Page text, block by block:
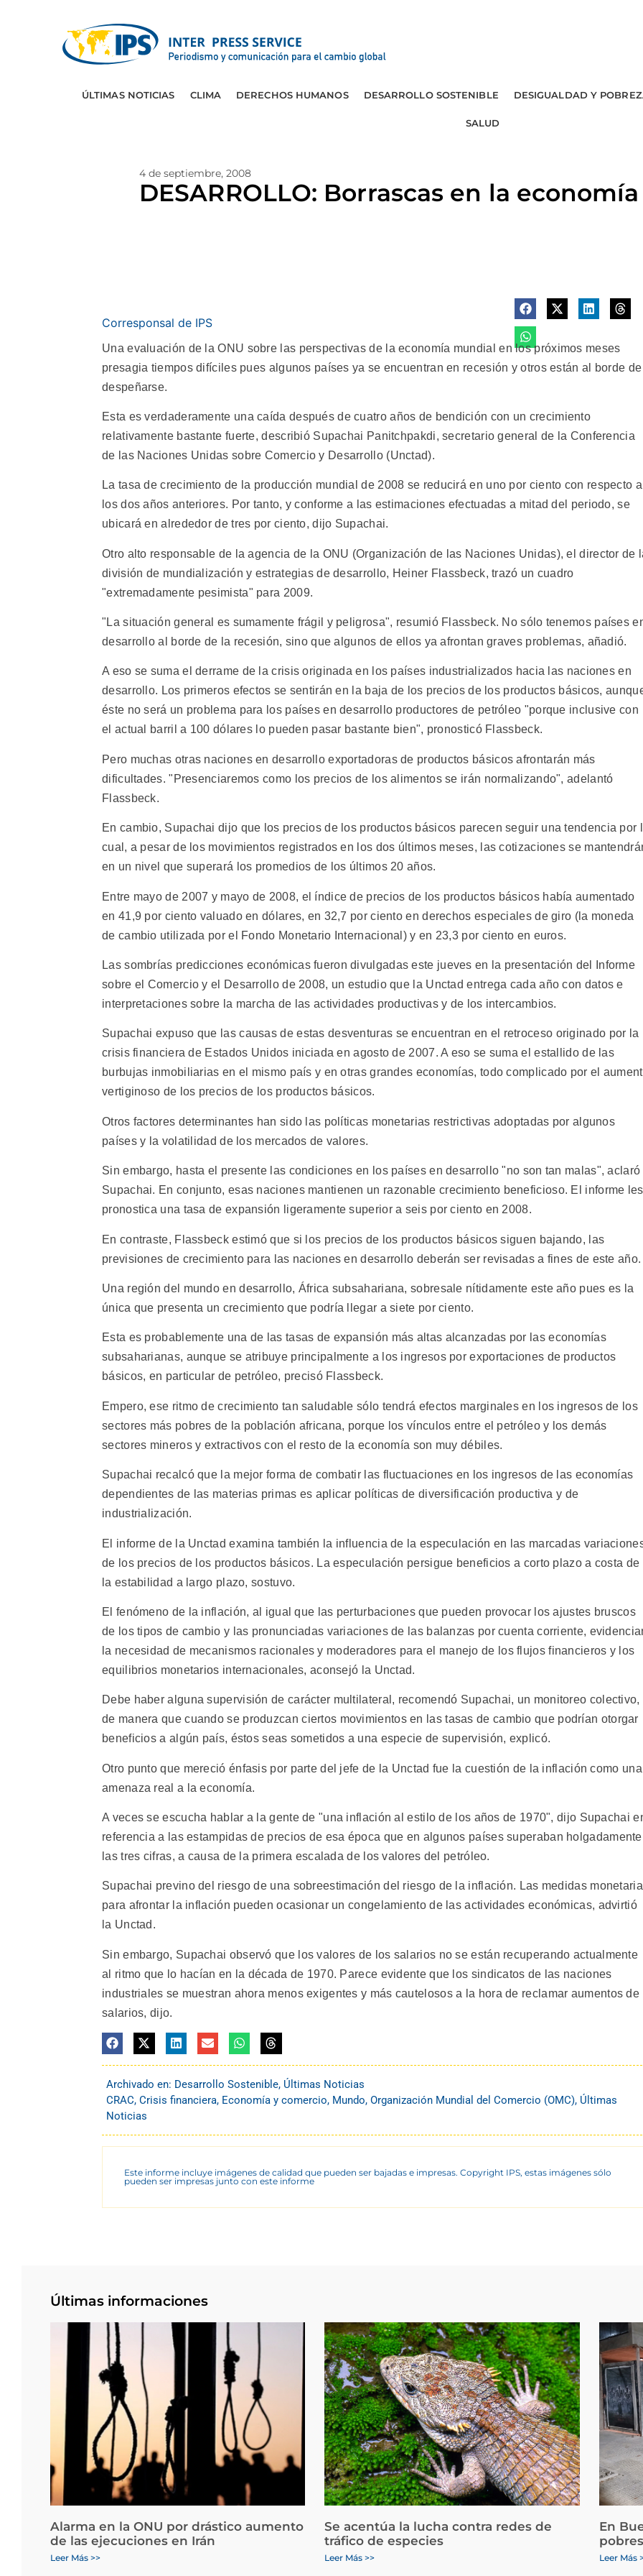
ÚLTIMAS NOTICIAS CLIMA DERECHOS HUMANOS DESARROLLO SOSTENIBLE DESIGUALDAD Y
SALUD
4 de septiembre, 2008
DESARROLLO: Borrascas en la
Corresponsal de IPS
Una evaluación de la ONU sobre las perspectivas de la economía mundial en los próximos meses
presagia tiempos difíciles pues algunos países ya se encuentran en recesión y otros están al borde de
despeñarse.
Esta es verdaderamente una caída después de cuatro años de bendición con un crecimiento
relativamente bastante fuerte, describió Supachai Panitchpakdi, secretario general de la Conferencia
de las Naciones Unidas sobre Comercio y Desarrollo (Unctad).
La tasa de crecimiento de la producción mundial de 2008 se reducirá en uno por ciento con respecto a
los dos años anteriores. Por tanto, y conforme a las estimaciones efectuadas a mitad del periodo, se
ubicará en alrededor de tres por ciento, dijo Supachai.
Otro alto responsable de la agencia de la ONU (Organización de las Naciones Unidas), el director de
división de mundialización y estrategias de desarrollo, Heiner Flassbeck, trazó un cuadro
"extremadamente pesimista" para 2009.
"La situación general es sumamente frágil y peligrosa", resumió Flassbeck. No sólo tenemos países
desarrollo al borde de la recesión, sino que algunos de ellos ya afrontan graves problemas, añadió.
A eso se suma el derrame de la crisis originada en los países industrializados hacia las naciones en
desarrollo. Los primeros efectos se sentirán en la baja de los precios de los productos básicos,
éste no será un problema para los países en desarrollo productores de petróleo "porque inclusive con
el actual barril a 100 dólares lo pueden pasar bastante bien", pronosticó Flassbeck.
Pero muchas otras naciones en desarrollo exportadoras de productos básicos afrontarán más
dificultades. "Presenciaremos como los precios de los alimentos se irán normalizando", adelantó
Flassbeck.
En cambio, Supachai dijo que los precios de los productos básicos parecen seguir una tendencia por
cual, a pesar de los movimientos registrados en los dos últimos meses, las cotizaciones se
en un nivel que superará los promedios de los últimos 20 años.
Entre mayo de 2007 y mayo de 2008, el índice de precios de los productos básicos había aumentado
en 41,9 por ciento valuado en dólares, en 32,7 por ciento en derechos especiales de giro (la moneda
de cambio utilizada por el Fondo Monetario Internacional) y en 23,3 por ciento en euros.
Las sombrías predicciones económicas fueron divulgadas este jueves en la presentación del Informe
sobre el Comercio y el Desarrollo de 2008, un estudio que la Unctad entrega cada año con datos e
interpretaciones sobre la marcha de las actividades productivas y de los intercambios.
Supachai expuso que las causas de estas desventuras se encuentran en el retroceso originado por la
crisis financiera de Estados Unidos iniciada en agosto de 2007. A eso se suma el estallido de las
burbujas inmobiliarias en el mismo país y en otras grandes economías, todo complicado por el
vertiginoso de los precios de los productos básicos.
Otros factores determinantes han sido las políticas monetarias restrictivas adoptadas por algunos
países y la volatilidad de los mercados de valores.
Sin embargo, hasta el presente las condiciones en los países en desarrollo "no son tan malas", aclaró
Supachai. En conjunto, esas naciones mantienen un razonable crecimiento beneficioso. El informe les
pronostica una tasa de expansión ligeramente superior a seis por ciento en 2008.
En contraste, Flassbeck estimó que si los precios de los productos básicos siguen bajando, las
previsiones de crecimiento para las naciones en desarrollo deberán ser revisadas a fines de este año.
Una región del mundo en desarrollo, África subsahariana, sobresale nítidamente este año pues es la
única que presenta un crecimiento que podría llegar a siete por ciento.
Esta es probablemente una de las tasas de expansión más altas alcanzadas por las economías
subsaharianas, aunque se atribuye principalmente a los ingresos por exportaciones de productos
básicos, en particular de petróleo, precisó Flassbeck.
Empero, ese ritmo de crecimiento tan saludable sólo tendrá efectos marginales en los ingresos de los
sectores más pobres de la población africana, porque los vínculos entre el petróleo y los demás
sectores mineros y extractivos con el resto de la economía son muy débiles.
Supachai recalcó que la mejor forma de combatir las fluctuaciones en los ingresos de las economías
dependientes de las materias primas es aplicar políticas de diversificación productiva y de
industrialización.
El informe de la Unctad examina también la influencia de la especulación en las marcadas
de los precios de los productos básicos. La especulación persigue beneficios a corto plazo a costa de
la estabilidad a largo plazo, sostuvo.
El fenómeno de la inflación, al igual que las perturbaciones que pueden provocar los ajustes bruscos
de los tipos de cambio y las pronunciadas variaciones de las balanzas por cuenta corriente,
la necesidad de mecanismos racionales y moderadores para el manejo de los flujos financieros y los
equilibrios monetarios internacionales, aconsejó la Unctad.
Debe haber alguna supervisión de carácter multilateral, recomendó Supachai, un monitoreo colectivo,
de manera que cuando se produzcan ciertos movimientos en las tasas de cambio que podrían otorgar
beneficios a algún país, éstos seas sometidos a una especie de supervisión, explicó.
Otro punto que mereció énfasis por parte del jefe de la Unctad fue la cuestión de la inflación como una
amenaza real a la economía.
A veces se escucha hablar a la gente de "una inflación al estilo de los años de 1970", dijo Supachai
referencia a las estampidas de precios de esa época que en algunos países superaban holgadamente
las tres cifras, a causa de la primera escalada de los valores del petróleo.
Supachai previno del riesgo de una sobreestimación del riesgo de la inflación. Las medidas
para afrontar la inflación pueden ocasionar un congelamiento de las actividades económicas, advirtió
la Unctad.
Sin embargo, Supachai observó que los valores de los salarios no se están recuperando actualmente
al ritmo que lo hacían en la década de 1970. Parece evidente que los sindicatos de las naciones
industriales se muestran ahora menos exigentes y más cautelosos a la hora de reclamar aumentos de
salarios, dijo.
Archivado en: Desarrollo Sostenible, Últimas Noticias
CRAC, Crisis financiera, Economía y comercio, Mundo, Organización Mundial del Comercio (OMC), Últimas
Noticias
Este informe incluye imágenes de calidad que pueden ser bajadas e impresas. Copyright IPS, estas imágenes sólo
pueden ser impresas junto con este informe
Últimas informaciones
Alarma en la ONU por drástico aumento
de las ejecuciones en Irán
Leer Más >>
Se acentúa la lucha contra redes de
tráfico de especies
Leer Más >>
En
Leer Más